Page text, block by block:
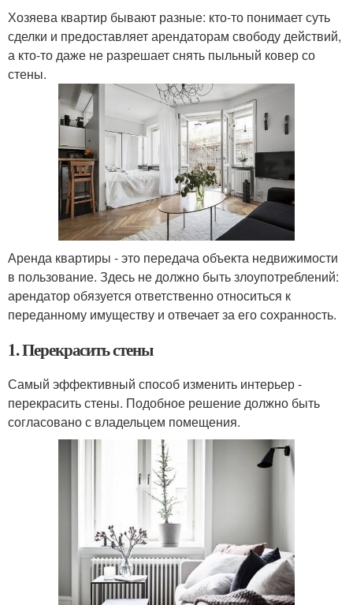
Хозяева квартир бывают разные: кто-то понимает суть
сделки и предоставляет арендаторам свободу действий,
а кто-то даже не разрешает снять пыльный ковер со
стены.
Аренда квартиры - это передача объекта недвижимости
в пользование. Здесь не должно быть злоупотреблений:
арендатор обязуется ответственно относиться к
переданному имуществу и отвечает за его сохранность.
1. Перекрасить стены
Самый эффективный способ изменить интерьер -
перекрасить стены. Подобное решение должно быть
согласовано с владельцем помещения.